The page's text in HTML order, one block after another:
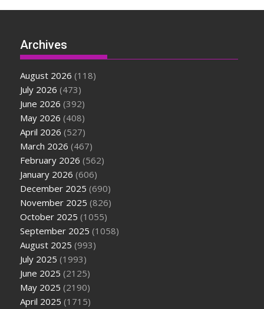
Archives
August 2026 (118)
July 2026 (473)
June 2026 (392)
May 2026 (408)
April 2026 (527)
March 2026 (467)
February 2026 (562)
January 2026 (606)
December 2025 (690)
November 2025 (826)
October 2025 (1055)
September 2025 (1058)
August 2025 (993)
July 2025 (1993)
June 2025 (2125)
May 2025 (2190)
April 2025 (1715)